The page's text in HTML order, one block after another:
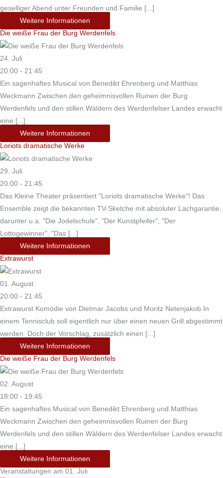
geselliger Abend unter Freunden und Familie [...]
Weitere Informationen
Die weiße Frau der Burg Werdenfels
24. Juli
20:00 - 21:45
Ein sagenhaftes Musical von Benedikt Ehrenberg und Matthias
Weckmann Zwischen den geheimnisvollen Ruinen der Burg
Werdenfels und den stillen Wäldern des Werdenfelser Landes erwacht
eine [...]
Weitere Informationen
Loriots dramatische Werke
29. Juli
20:00 - 21:45
Das Kleine Theater präsentiert "Loriots dramatische Werke"! Das
Ensemble zeigt die bekannten TV-Sketche mit absoluter Lachgarantie,
darunter u.a. "Die Jodelschule", "Der Kunstpfeifer", "Der
Lottogewinner", "Das [...]
Weitere Informationen
Extrawurst
01. August
20:00 - 21:45
Extrawurst Komödie von Dietmar Jacobs und Moritz Netenjakob In
einem Tennisclub soll eigentlich nur über einen neuen Grill abgestimmt
werden. Doch der Vorschlag, zusätzlich einen [...]
Weitere Informationen
Die weiße Frau der Burg Werdenfels
02. August
18:00 - 19:45
Ein sagenhaftes Musical von Benedikt Ehrenberg und Matthias
Weckmann Zwischen den geheimnisvollen Ruinen der Burg
Werdenfels und den stillen Wäldern des Werdenfelser Landes erwacht
eine [...]
Weitere Informationen
Veranstaltungen am 01. Juli